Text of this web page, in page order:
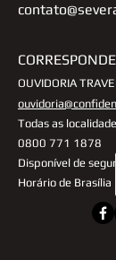
OUVIDORIA
Todas as
0800 771 1878
Disponível de
Horário de Brasília